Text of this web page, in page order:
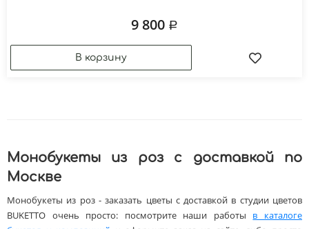
9 800
Монобукеты из роз с доставкой по
Москве
Монобукеты из роз - заказать цветы с доставкой в студии цветов
BUKETTO очень просто: посмотрите наши работы в каталоге